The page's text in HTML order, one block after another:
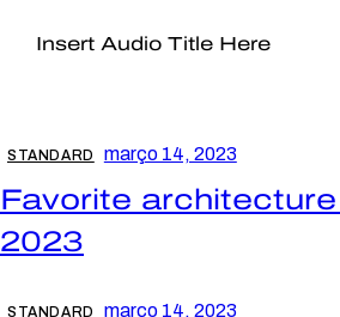
Insert Audio Title Here
STANDARD março 14, 2023
Favorite
2023
STANDARD março 14, 2023